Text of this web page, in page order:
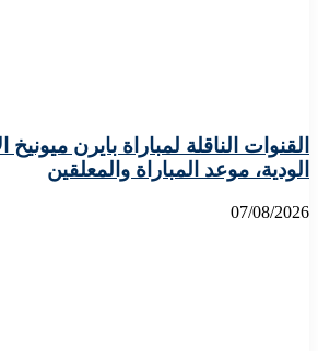
القنوات الناقلة لمباراة بايرن
الودية، موعد المباراة والمعلقين
07/08/2026